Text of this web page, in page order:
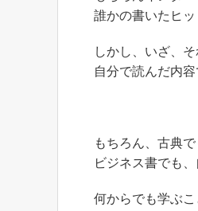
誰かの書いたヒ
しかし、いざ、
自分で読んだ内
もちろん、古典
ビジネス書でも
何からでも学ぶこ